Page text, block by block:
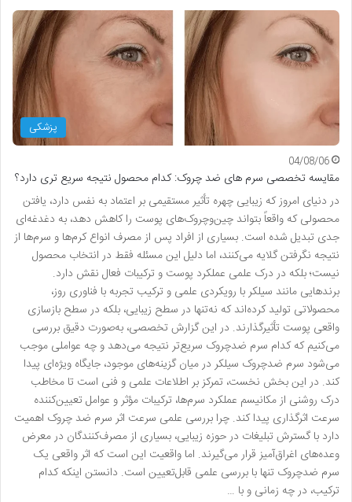
پزشکی
04/08/06
مقایسه تخصصی سرم های ضد چروک: کدام محصول نتیجه سریع تری دارد؟
در دنیای امروز که زیبایی چهره تأثیر مستقیمی بر اعتماد به نفس دارد، یافتن
محصولی که واقعاً بتواند چین‌وچروک‌های پوست را کاهش دهد، به دغدغه‌ای
جدی تبدیل شده است. بسیاری از افراد پس از مصرف انواع کرم‌ها و سرم‌ها از
نتیجه نگرفتن گلایه می‌کنند، اما دلیل این مسئله فقط در انتخاب محصول
نیست؛ بلکه در درک علمی عملکرد پوست و ترکیبات فعال نقش دارد.
برندهایی مانند سیلکر با رویکردی علمی و ترکیب تجربه با فناوری روز،
محصولاتی تولید کرده‌اند که نه‌تنها در سطح زیبایی، بلکه در سطح بازسازی
واقعی پوست تأثیرگذارند. در این گزارش تخصصی، به‌صورت دقیق بررسی
می‌کنیم که کدام سرم ضدچروک سریع‌تر نتیجه می‌دهد و چه عواملی موجب
می‌شود سرم ضدچروک سیلکر در میان گزینه‌های موجود، جایگاه ویژه‌ای پیدا
کند. در این بخش نخست، تمرکز بر اطلاعات علمی و فنی است تا مخاطب
درک روشنی از مکانیسم عملکرد سرم‌ها، ترکیبات مؤثر و عوامل تعیین‌کننده
سرعت اثرگذاری پیدا کند. چرا بررسی علمی سرعت اثر سرم ضد چروک اهمیت
دارد با گسترش تبلیغات در حوزه زیبایی، بسیاری از مصرف‌کنندگان در معرض
وعده‌های اغراق‌آمیز قرار می‌گیرند. اما واقعیت این است که اثر واقعی یک
سرم ضدچروک تنها با بررسی علمی قابل‌تعیین است. دانستن اینکه کدام
ترکیب، در چه زمانی و با …